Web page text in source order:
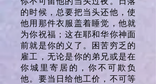
的时候，总要把当头还他，使
他用那件衣服盖着睡觉，他就
为你祝福；这在耶和华你神面
前就是你的义了。困苦穷乏的
雇工，无论是你的弟兄或是在
你城里寄居的，你不可欺负
他。要当日给他工价，不可等